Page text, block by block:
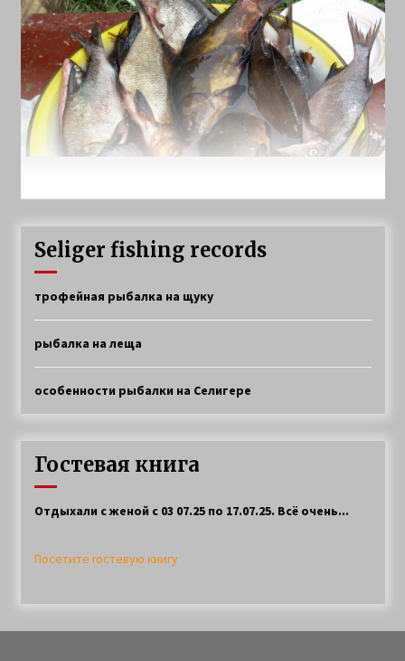
Seliger fishing records
трофейная рыбалка на щуку
рыбалка на леща
особенности рыбалки на Селигере
Гостевая книга
Отдыхали с женой с 03 07.25 по 17.07.25. Всё очень...
Посетите гостевую книгу